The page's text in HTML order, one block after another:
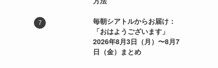
毎朝シアトルからお届け：
「おはようございます」
2026年8月3日（月）〜8月7
日（金）まとめ